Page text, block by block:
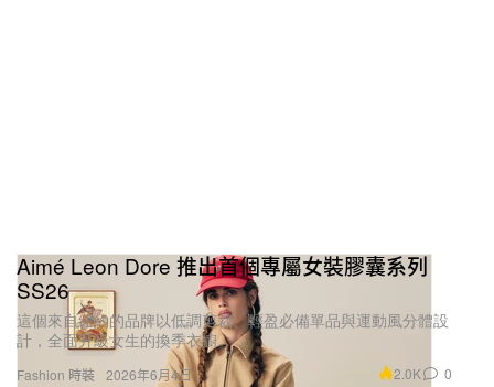
Fashion 時裝
Aimé Leon Dore 推出首個專屬女裝膠囊系列
SS26
這個來自紐約的品牌以低調剪裁、輕盈必備單品與運動風分體設
計，全面升級女生的換季衣櫥。
2026年6月4日 2.0K 0